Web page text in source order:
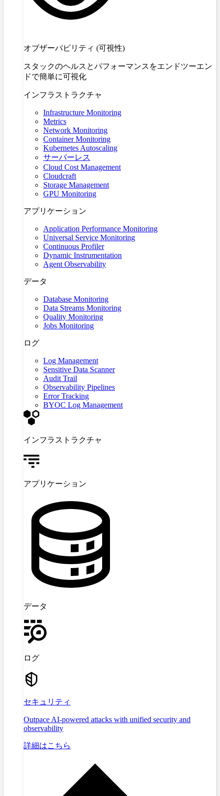
オブザーバビリティ (可視性)
スタックのヘルスとパフォーマンスをエンドツーエン
ドで簡単に可視化
インフラストラクチャ
Infrastructure Monitoring
Metrics
Network Monitoring
Container Monitoring
Kubernetes Autoscaling
サーバーレス
Cloud Cost Management
Cloudcraft
Storage Management
GPU Monitoring
アプリケーション
Application Performance Monitoring
Universal Service Monitoring
Continuous Profiler
Dynamic Instrumentation
Agent Observability
データ
Database Monitoring
Data Streams Monitoring
Quality Monitoring
Jobs Monitoring
ログ
Log Management
Sensitive Data Scanner
Audit Trail
Observability Pipelines
Error Tracking
BYOC Log Management
インフラストラクチャ
アプリケーション
データ
ログ
セキュリティ
Outpace AI-powered attacks with unified security and
observability
詳細はこちら